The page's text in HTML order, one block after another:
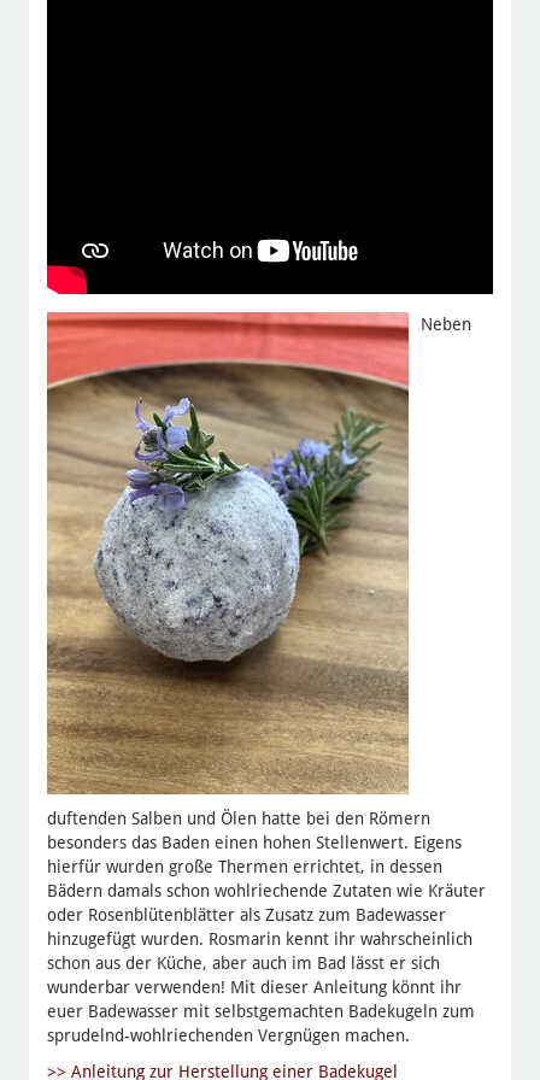
Neben
duftenden Salben und Ölen hatte bei den Römern
besonders das Baden einen hohen Stellenwert. Eigens
hierfür wurden große Thermen errichtet, in dessen
Bädern damals schon wohlriechende Zutaten wie Kräuter
oder Rosenblütenblätter als Zusatz zum Badewasser
hinzugefügt wurden. Rosmarin kennt ihr wahrscheinlich
schon aus der Küche, aber auch im Bad lässt er sich
wunderbar verwenden! Mit dieser Anleitung könnt ihr
euer Badewasser mit selbstgemachten Badekugeln zum
sprudelnd-wohlriechenden Vergnügen machen.
>> Anleitung zur Herstellung einer Badekugel